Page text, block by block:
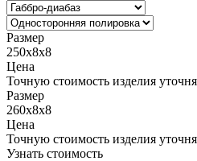
Размер
250x8x8
Цена
Точную стоимость изделия
Размер
260x8x8
Цена
Точную стоимость изделия
Узнать стоимость